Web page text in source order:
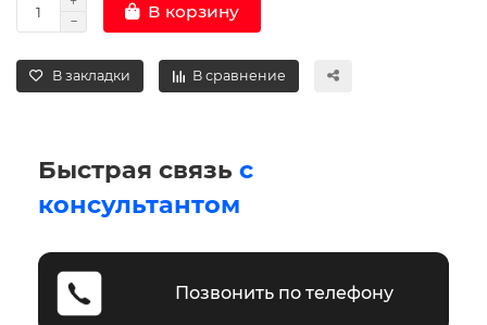
В корзину
В закладки В сравнение
Быстрая связь с
консультантом
Позвонить по телефону